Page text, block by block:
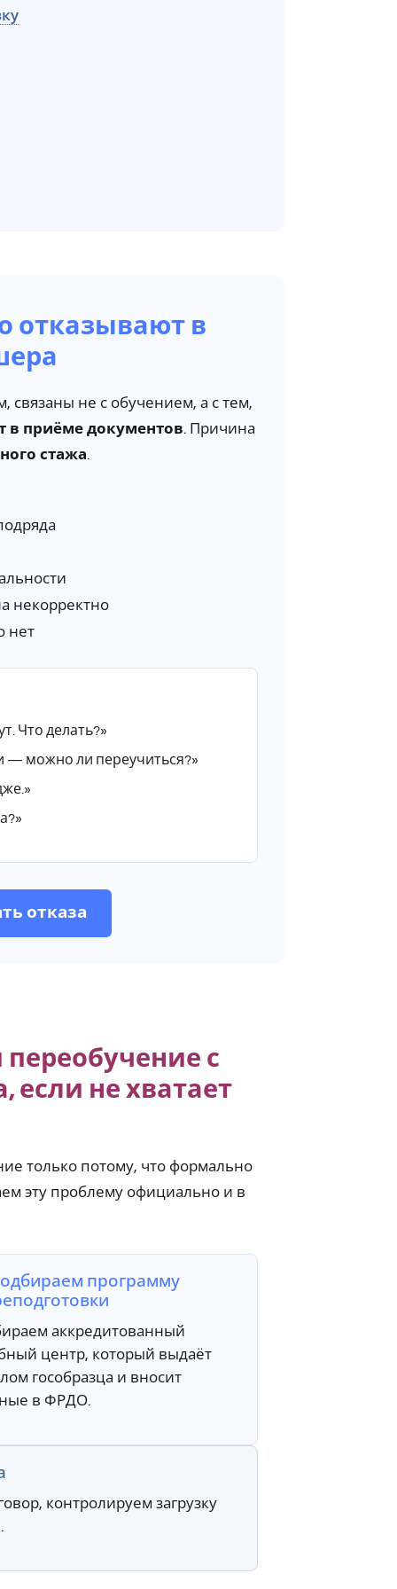
отказывают в
не с обучением, а с тем,
в приёме документов. Причина
стажа.
некорректно
нет
Что делать?»
— можно ли переучиться?»
отказа
с
не хватает
только потому, что формально
эту проблему официально и в
программу
аккредитованный
центр, который выдаёт
гособразца и вносит
в ФРДО.
контролируем загрузку